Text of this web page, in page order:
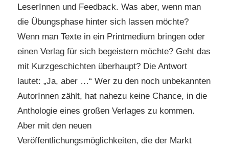
LeserInnen und Feedback. Was aber, wenn man
die Übungsphase hinter sich lassen möchte?
Wenn man Texte in ein Printmedium bringen oder
einen Verlag für sich begeistern möchte? Geht das
mit Kurzgeschichten überhaupt? Die Antwort
lautet: „Ja, aber …“ Wer zu den noch unbekannten
AutorInnen zählt, hat nahezu keine Chance, in die
Anthologie eines großen Verlages zu kommen.
Aber mit den neuen
Veröffentlichungsmöglichkeiten, die der Markt